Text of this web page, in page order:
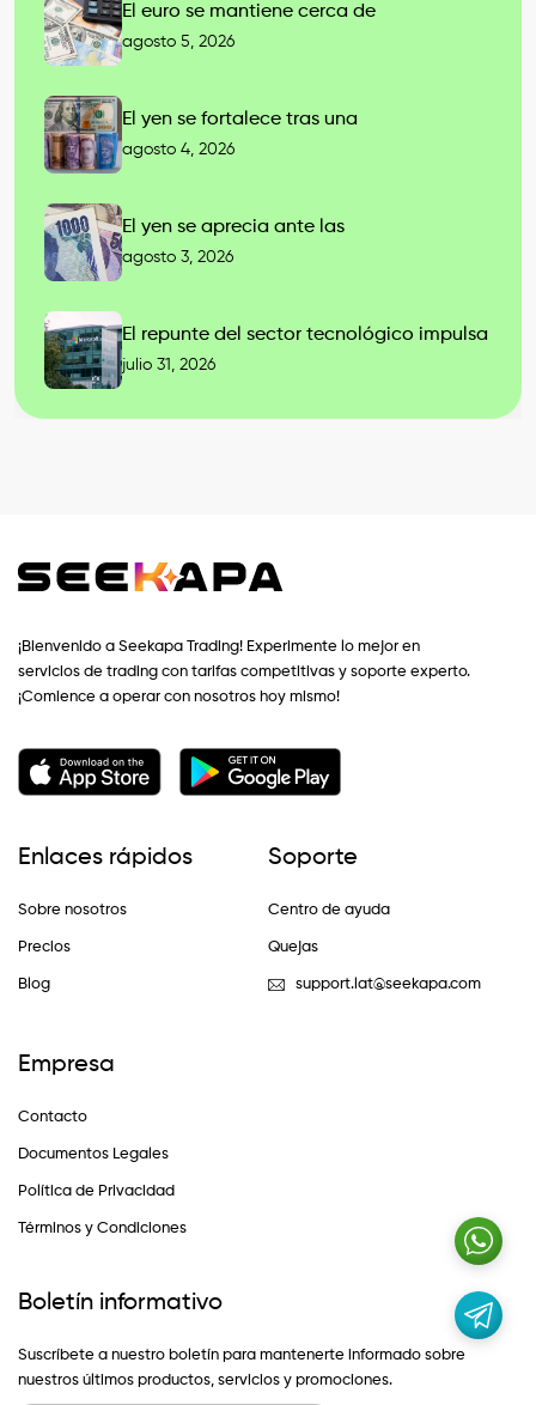
El euro se mantiene cerca de
agosto 5, 2026
El yen se fortalece tras una
agosto 4, 2026
El yen se aprecia ante las
agosto 3, 2026
El repunte del sector tecnológico impulsa
julio 31, 2026
¡Bienvenido a Seekapa Trading! Experimente lo mejor en
servicios de trading con tarifas competitivas y soporte experto.
¡Comience a operar con nosotros hoy mismo!
Enlaces rápidos
Sobre nosotros
Precios
Blog
Soporte
Centro de ayuda
Quejas
support.lat@seekapa.com
Empresa
Contacto
Documentos Legales
Política de Privacidad
Términos y Condiciones
Boletín informativo
Suscríbete a nuestro boletín para mantenerte informado sobre
nuestros últimos productos, servicios y promociones.